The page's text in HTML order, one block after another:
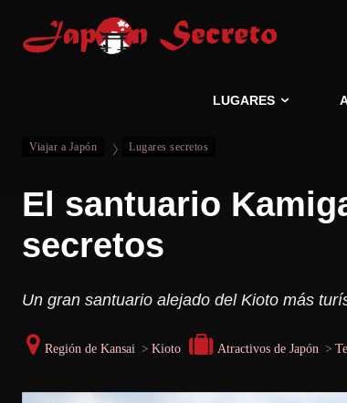
LUGARES
Viajar a Japón Lugares secretos
El santuario
secretos
Un gran santuario alejado del Kioto más
Región de Kansai > Kioto Atractivos de Japón >